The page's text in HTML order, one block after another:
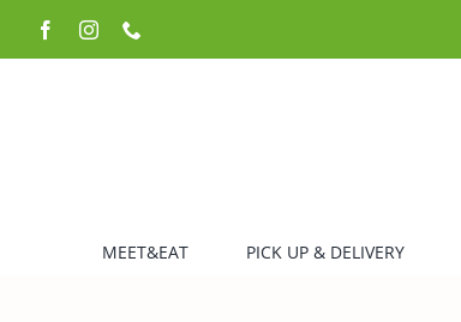
Inhalt
FacebookInstagram
MEET&EAT PICK UP & DELIVERY